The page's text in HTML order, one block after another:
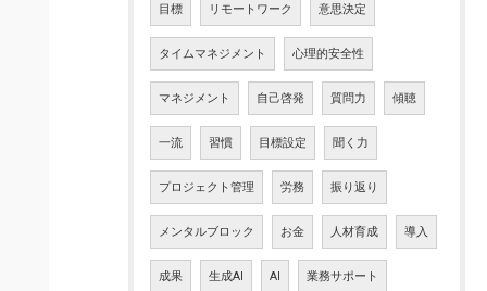
目標 リモートワーク 意思決定
タイムマネジメント 心理的安全性
マネジメント 自己啓発 質問力 傾聴
一流 習慣 目標設定 聞く力
プロジェクト管理 労務 振り返り
メンタルブロック お金 人材育成 導入
成果 生成AI AI 業務サポート